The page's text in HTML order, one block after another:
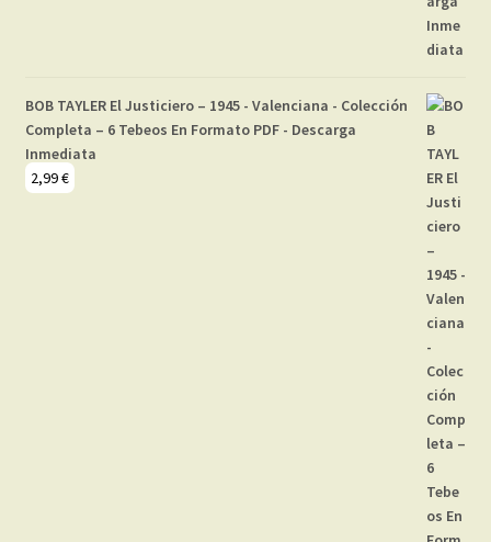
BOB TAYLER El Justiciero – 1945 - Valenciana - Colección
Completa – 6 Tebeos En Formato PDF - Descarga
Inmediata
2,99€